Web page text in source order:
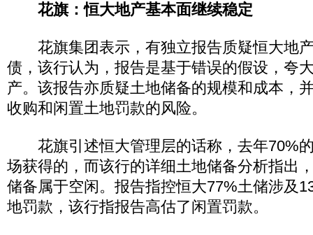
花旗：恒大地产基本面继续稳定
花旗集团表示，有独立报告质疑恒大地
债，该行认为，报告是基于错误的假设，夸
产。该报告亦质疑土地储备的规模和成本，
收购和闲置土地罚款的风险。
花旗引述恒大管理层的话称，去年70%
场获得的，而该行的详细土地储备分析指出
储备属于空闲。报告指控恒大77%土储涉及
地罚款，该行指报告高估了闲置罚款。